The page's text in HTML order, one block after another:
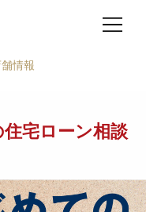
情報
住宅ローン相談